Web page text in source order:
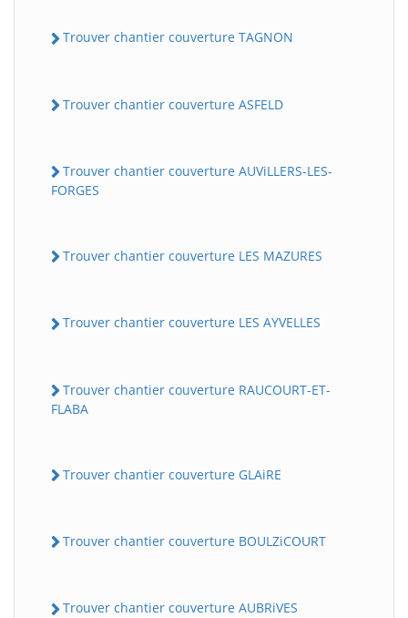
Trouver chantier couverture TAGNON
Trouver chantier couverture ASFELD
Trouver chantier couverture AUViLLERS-LES-
FORGES
Trouver chantier couverture LES MAZURES
Trouver chantier couverture LES AYVELLES
Trouver chantier couverture RAUCOURT-ET-
FLABA
Trouver chantier couverture GLAiRE
Trouver chantier couverture BOULZiCOURT
Trouver chantier couverture AUBRiVES